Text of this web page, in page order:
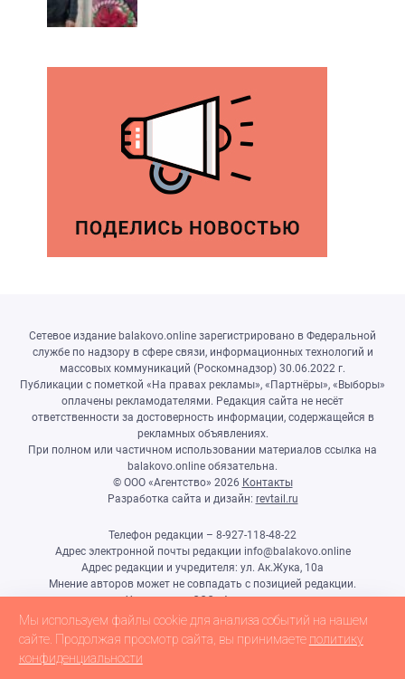
Сетевое издание balakovo.online зарегистрировано в Федеральной
службе по надзору в сфере связи, информационных технологий и
массовых коммуникаций (Роскомнадзор) 30.06.2022 г.
Публикации с пометкой «На правах рекламы», «Партнёры», «Выборы»
оплачены рекламодателями. Редакция сайта не несёт
ответственности за достоверность информации, содержащейся в
рекламных объявлениях.
При полном или частичном использовании материалов ссылка на
balakovo.online обязательна.
© ООО «Агентство» 2026 Контакты
Разработка сайта и дизайн: revtail.ru
Телефон редакции – 8-927-118-48-22
Адрес электронной почты редакции info@balakovo.online
Адрес редакции и учредителя: ул. Ак.Жука, 10а
Мнение авторов может не совпадать с позицией редакции.
Учредитель: ООО «Агентство»
Гл.редактор Ивлиева Н.Н.
Настоящий ресурс может содержать материалы 18+
Мы используем файлы cookie для анализа событий на нашем
сайте. Продолжая просмотр сайта, вы принимаете политику
конфиденциальности